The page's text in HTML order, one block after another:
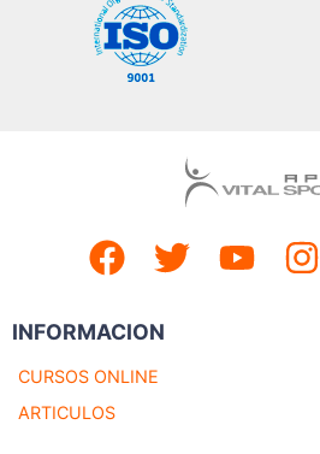
INFORMACION
CURSOS ONLINE
ARTICULOS